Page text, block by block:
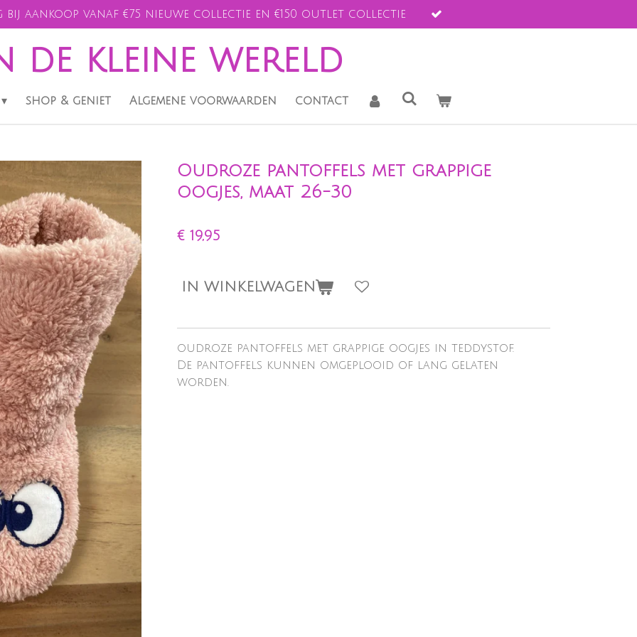
bij aankoop vanaf €75 nieuwe collectie en €150 outlet collectie
de kleine wereld
shop & geniet Algemene voorwaarden contact
Oudroze pantoffels met grappige
oogjes, maat 26-30
€ 19,95
IN WINKELWAGEN
oudroze pantoffels met grappige oogjes in teddystof.
De pantoffels kunnen omgeplooid of lang gelaten
worden.